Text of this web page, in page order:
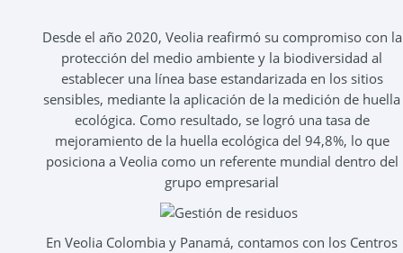
Desde el año 2020, Veolia reafirmó su compromiso con la
protección del medio ambiente y la biodiversidad al
establecer una línea base estandarizada en los sitios
sensibles, mediante la aplicación de la medición de huella
ecológica. Como resultado, se logró una tasa de
mejoramiento de la huella ecológica del 94,8%, lo que
posiciona a Veolia como un referente mundial dentro del
grupo empresarial
En Veolia Colombia y Panamá, contamos con los Centros